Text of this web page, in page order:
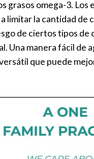
grasos omega-3. Los
limitar la cantidad de
de ciertos tipos de
Una manera fácil de
que puede